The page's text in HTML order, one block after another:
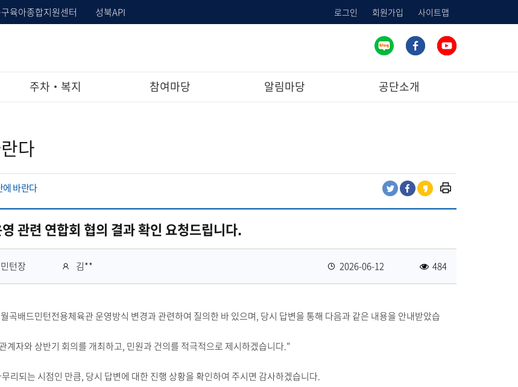
육아종합지원센터 성북API 로그인 회원가입 사이트맵
주차‧복지 참여마당 알림마당 공단소개
다
에 바란다
트
유
페
공
카
토
리
프
린
트
관련 연합회 협의 결과 확인 요청드립니다.
턴장
성
김**
록
2026-06-12
조
수
484
곡배드민턴전용체육관 운영방식 변경과 관련하여 질의한 바 있으며, 당시 답변을 통해 다음과 같은 내용을 안내받았습
계자와 상반기 회의를 개최하고, 민원과 건의를 적극적으로 제시하겠습니다."
리되는 시점인 만큼, 당시 답변에 대한 진행 상황을 확인하여 주시면 감사하겠습니다.